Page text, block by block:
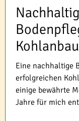
Kohlanbau
Eine nachhaltige
erfolgreichen
einige bewährte
Jahre für mich